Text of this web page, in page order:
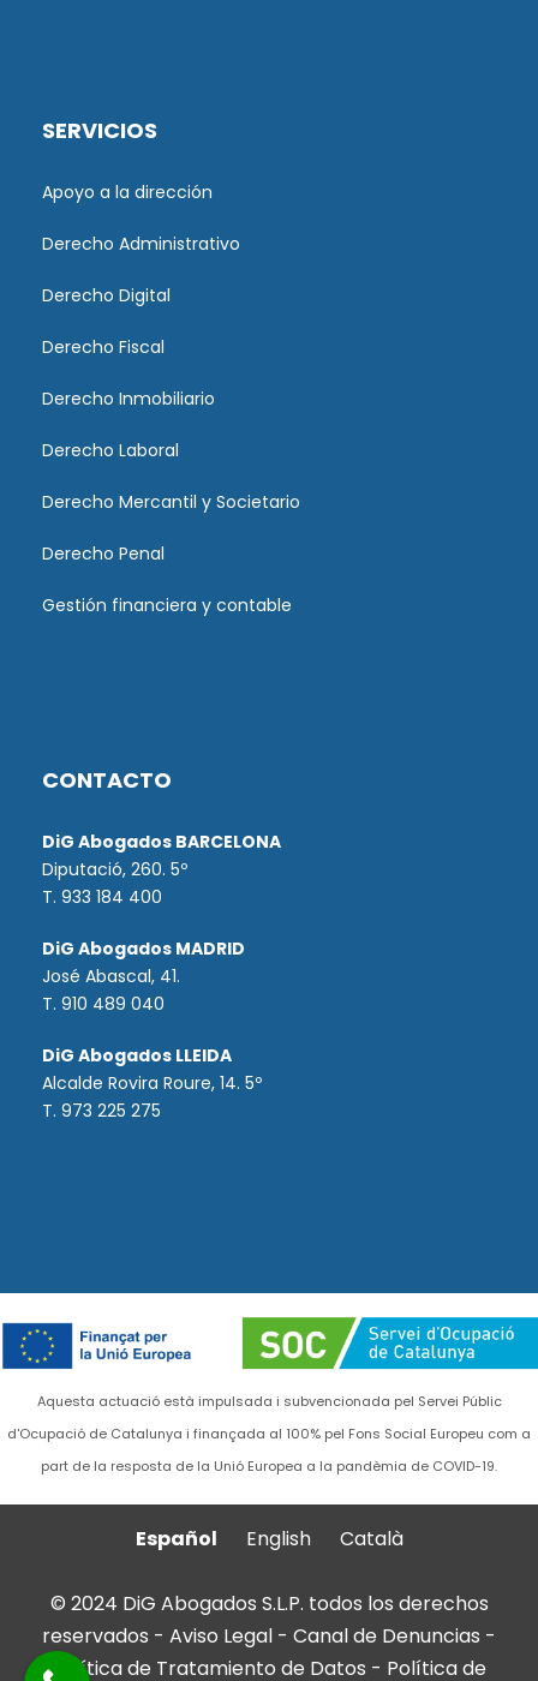
SERVICIOS
Apoyo a la dirección
Derecho Administrativo
Derecho Digital
Derecho Fiscal
Derecho Inmobiliario
Derecho Laboral
Derecho Mercantil y Societario
Derecho Penal
Gestión financiera y contable
CONTACTO
DiG Abogados BARCELONA
Diputació, 260. 5º
T. 933 184 400
DiG Abogados MADRID
José Abascal, 41.
T. 910 489 040
DiG Abogados LLEIDA
Alcalde Rovira Roure, 14. 5º
T. 973 225 275
Aquesta actuació està impulsada i subvencionada pel Servei Públic
d'Ocupació de Catalunya i finançada al 100% pel Fons Social Europeu com a
part de la resposta de la Unió Europea a la pandèmia de COVID-19.
Español English Català
© 2024 DiG Abogados S.L.P. todos los derechos
reservados - Aviso Legal - Canal de Denuncias -
Política de Tratamiento de Datos - Política de